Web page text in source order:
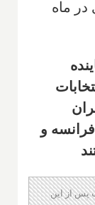
در ماه
و
پس از این